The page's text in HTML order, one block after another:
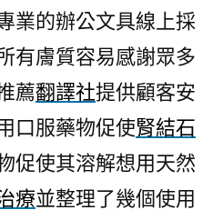
業的辦公文具線上採
有膚質容易感謝眾多
薦翻譯社提供顧客安
口服藥物促使腎結石
促使其溶解想用天然
療並整理了幾個使用